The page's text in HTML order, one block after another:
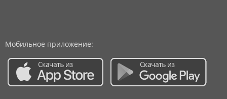
Мобильное приложение: